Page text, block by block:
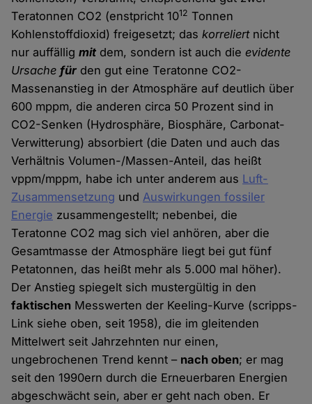
Teratonnen CO2 (enstpricht 1012 Tonnen
Kohlenstoffdioxid) freigesetzt; daskorreliertnicht
nur auffälligmit dem, sondern ist auch dieevidente
Ursachefür den gut eine Teratonne CO2-
Massenanstieg in der Atmosphäre auf deutlich über
600 mppm, die anderen circa 50 Prozent sind in
CO2-Senken (Hydrosphäre, Biosphäre, Carbonat-
Verwitterung) absorbiert (die Daten und auch das
Verhältnis Volumen-/Massen-Anteil, das heißt
vppm/mppm, habe ich unter anderem aus Luft-
Zusammensetzung undAuswirkungen fossiler
Energie zusammengestellt; nebenbei, die
Teratonne CO2 mag sich viel anhören, aber die
Gesamtmasse der Atmosphäre liegt bei gut fünf
Petatonnen, das heißt mehr als 5.000 mal höher).
Der Anstieg spiegelt sich mustergültig in den
faktischen Messwerten der Keeling-Kurve (scripps-
Link siehe oben, seit 1958), die im gleitenden
Mittelwert seit Jahrzehnten nur einen,
ungebrochenen Trend kennt – nach oben; er mag
seit den 1990ern durch die Erneuerbaren Energien
abgeschwächt sein, aber er geht nach oben. Er